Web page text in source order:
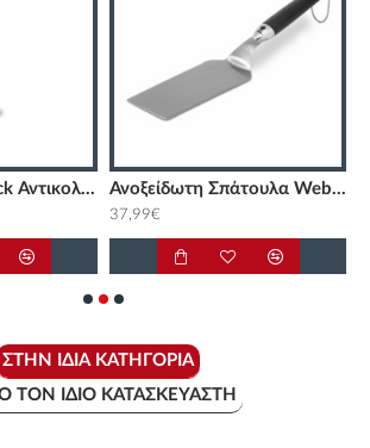
BBQ Oil Non-Stick Αντικολλητικό Σπρέι 200ml Weber Ανοξείδωτη Σπάτουλα Weber
37,99€
ΣΤΗΝ ΊΔΙΑ ΚΑΤΗΓΟΡΊΑ
ΤΟΝ ΊΔΙΟ ΚΑΤΑΣΚΕΥΑΣΤΉ